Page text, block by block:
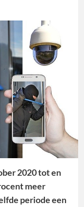
2020 tot en
meer
periode een